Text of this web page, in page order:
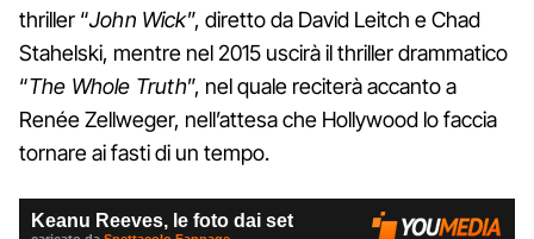
thriller “John Wick”, diretto da David Leitch e Chad
Stahelski, mentre nel 2015 uscirà il thriller drammatico
“The Whole Truth”, nel quale reciterà accanto a
Renée Zellweger, nell’attesa che Hollywood lo faccia
tornare ai fasti di un tempo.